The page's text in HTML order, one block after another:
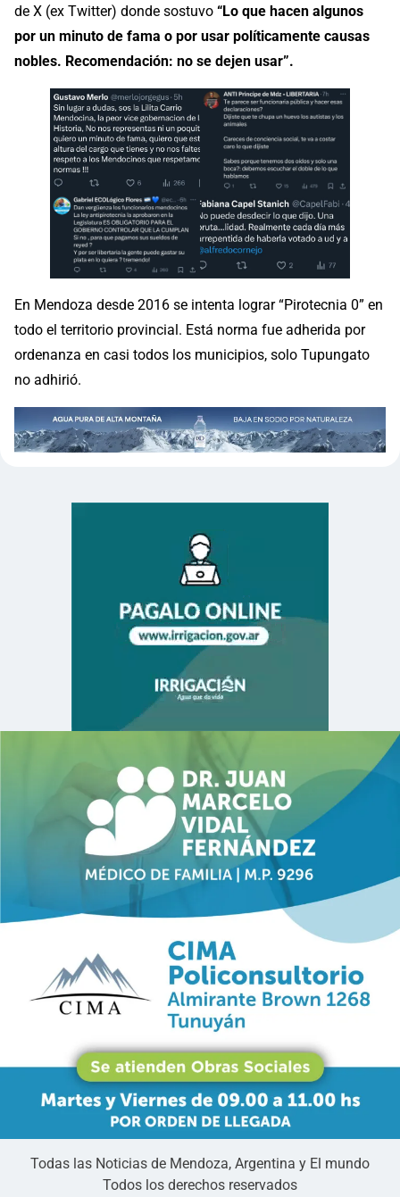
de X (ex Twitter) donde sostuvo “Lo que hacen algunos
por un minuto de fama o por usar políticamente causas
nobles. Recomendación: no se dejen usar”.
En Mendoza desde 2016 se intenta lograr “Pirotecnia 0” en
todo el territorio provincial. Está norma fue adherida por
ordenanza en casi todos los municipios, solo Tupungato
no adhirió.
Todas las Noticias de Mendoza, Argentina y El mundo
Todos los derechos reservados